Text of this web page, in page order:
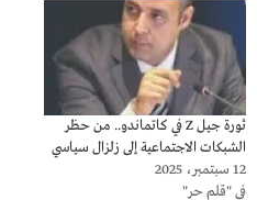
ثورة جيل Z في كاتماندو.. من حظر
الشبكات الاجتماعية إلى زلزال سياسي
12 سبتمبر، 2025
في "قلم حر"